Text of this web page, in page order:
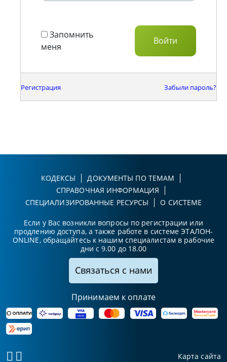
Запомнить
меня
Регистрация Забыли пароль?
КОДЕКСЫ
ДОКУМЕНТЫ ПО ТЕМАМ
СПРАВОЧНАЯ ИНФОРМАЦИЯ
СПЕЦИАЛИЗИРОВАННЫЕ РЕСУРСЫ
О СИСТЕМЕ
Если у Вас возникли вопросы по регистрации или
продлению доступа, а также работе в системе ЭТАЛОН-
ONLINE, обращайтесь к нашим специалистам в рабочие
дни с 9.00 до 18.00
Связаться с нами
Принимаем к оплате
Карта сайта